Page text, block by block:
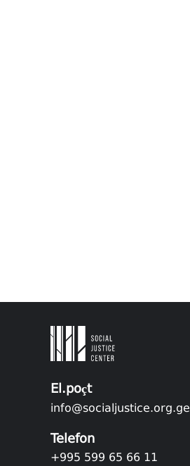
El.poçt
info@socialjustice.org.ge
Telefon
+995 599 65 66 11